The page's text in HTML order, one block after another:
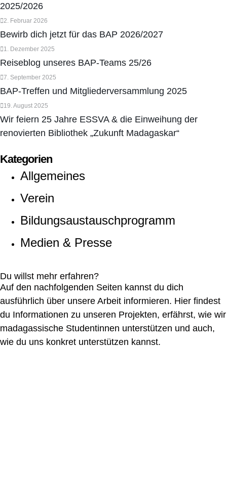
2025/2026
2. Februar 2026
Bewirb dich jetzt für das BAP 2026/2027
1. Dezember 2025
Reiseblog unseres BAP-Teams 25/26
7. September 2025
BAP-Treffen und Mitgliederversammlung 2025
19. August 2025
Wir feiern 25 Jahre ESSVA & die Einweihung der
renovierten Bibliothek „Zukunft Madagaskar“
Kategorien
Allgemeines
Verein
Bildungsaustauschprogramm
Medien & Presse
Du willst mehr erfahren?
Auf den nachfolgenden Seiten kannst du dich
ausführlich über unsere Arbeit informieren. Hier findest
du Informationen zu unseren Projekten, erfährst, wie wir
madagassische Studentinnen unterstützen und auch,
wie du uns konkret unterstützen kannst.